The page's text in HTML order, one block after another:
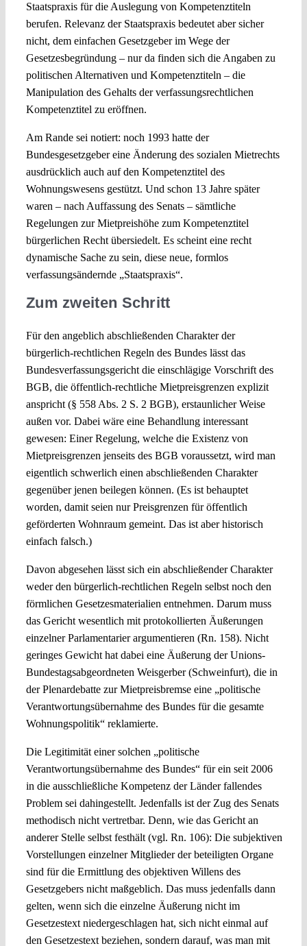
Staatspraxis für die Auslegung von Kompetenztiteln
berufen. Relevanz der Staatspraxis bedeutet aber sicher
nicht, dem einfachen Gesetzgeber im Wege der
Gesetzesbegründung – nur da finden sich die Angaben zu
politischen Alternativen und Kompetenztiteln – die
Manipulation des Gehalts der verfassungsrechtlichen
Kompetenztitel zu eröffnen.
Am Rande sei notiert: noch 1993 hatte der
Bundesgesetzgeber eine Änderung des sozialen Mietrechts
ausdrücklich auch auf den Kompetenztitel des
Wohnungswesens gestützt. Und schon 13 Jahre später
waren – nach Auffassung des Senats – sämtliche
Regelungen zur Mietpreishöhe zum Kompetenztitel
bürgerlichen Recht übersiedelt. Es scheint eine recht
dynamische Sache zu sein, diese neue, formlos
verfassungsändernde „Staatspraxis“.
Zum zweiten Schritt
Für den angeblich abschließenden Charakter der
bürgerlich-rechtlichen Regeln des Bundes lässt das
Bundesverfassungsgericht die einschlägige Vorschrift des
BGB, die öffentlich-rechtliche Mietpreisgrenzen explizit
anspricht (§ 558 Abs. 2 S. 2 BGB), erstaunlicher Weise
außen vor. Dabei wäre eine Behandlung interessant
gewesen: Einer Regelung, welche die Existenz von
Mietpreisgrenzen jenseits des BGB voraussetzt, wird man
eigentlich schwerlich einen abschließenden Charakter
gegenüber jenen beilegen können. (Es ist behauptet
worden, damit seien nur Preisgrenzen für öffentlich
geförderten Wohnraum gemeint. Das ist aber historisch
einfach falsch.)
Davon abgesehen lässt sich ein abschließender Charakter
weder den bürgerlich-rechtlichen Regeln selbst noch den
förmlichen Gesetzesmaterialien entnehmen. Darum muss
das Gericht wesentlich mit protokollierten Äußerungen
einzelner Parlamentarier argumentieren (Rn. 158). Nicht
geringes Gewicht hat dabei eine Äußerung der Unions-
Bundestagsabgeordneten Weisgerber (Schweinfurt), die in
der Plenardebatte zur Mietpreisbremse eine „politische
Verantwortungsübernahme des Bundes für die gesamte
Wohnungspolitik“ reklamierte.
Die Legitimität einer solchen „politische
Verantwortungsübernahme des Bundes“ für ein seit 2006
in die ausschließliche Kompetenz der Länder fallendes
Problem sei dahingestellt. Jedenfalls ist der Zug des Senats
methodisch nicht vertretbar. Denn, wie das Gericht an
anderer Stelle selbst festhält (vgl. Rn. 106): Die subjektiven
Vorstellungen einzelner Mitglieder der beteiligten Organe
sind für die Ermittlung des objektiven Willens des
Gesetzgebers nicht maßgeblich. Das muss jedenfalls dann
gelten, wenn sich die einzelne Äußerung nicht im
Gesetzestext niedergeschlagen hat, sich nicht einmal auf
den Gesetzestext beziehen, sondern darauf, was man mit